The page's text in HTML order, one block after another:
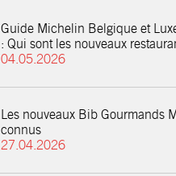
Guide Michelin Belgique et
: Qui sont les nouveaux
04.05.2026
Les nouveaux Bib Gourmands
connus
27.04.2026